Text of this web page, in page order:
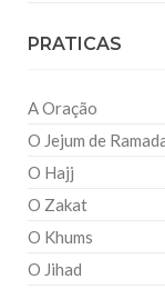
PRATICAS
A Oração
O Jejum de
O Hajj
O Zakat
O Khums
O Jihad